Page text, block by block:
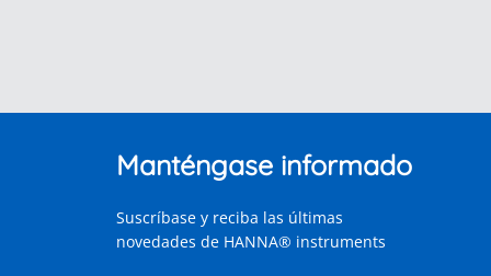
Manténgase informado
Suscríbase y reciba las últimas
novedades de HANNA® instruments